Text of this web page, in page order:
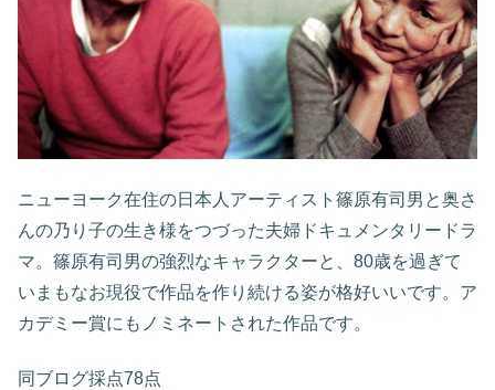
ニューヨーク在住の日本人アーティスト篠原有司男と奥さ
んの乃り子の生き様をつづった夫婦ドキュメンタリードラ
マ。篠原有司男の強烈なキャラクターと、80歳を過ぎて
いまもなお現役で作品を作り続ける姿が格好いいです。ア
カデミー賞にもノミネートされた作品です。
同ブログ採点78点